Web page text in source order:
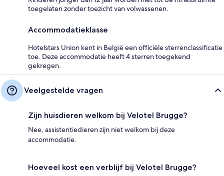
toegelaten zonder toezicht van volwassenen.
Accommodatieklasse
Hotelstars Union kent in België een officiële sterrenclassificatie
toe. Deze accommodatie heeft 4 sterren toegekend
gekregen.
Veelgestelde vragen
Zijn huisdieren welkom bij Velotel Brugge?
Nee, assistentiedieren zijn niet welkom bij deze
accommodatie.
Hoeveel kost een verblijf bij Velotel Brugge?